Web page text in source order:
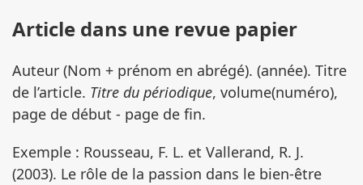
Article dans une revue papier
Auteur (Nom + prénom en abrégé). (année). Titre
de l’article. Titre du périodique, volume(numéro),
page de début - page de fin.
Exemple : Rousseau, F. L. et Vallerand, R. J.
(2003). Le rôle de la passion dans le bien-être